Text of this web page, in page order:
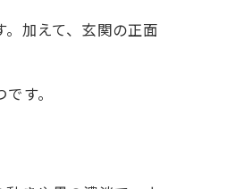
加えて、玄関の正面
す。